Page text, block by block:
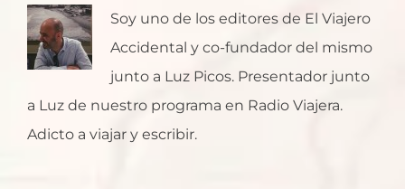
Soy uno de los editores de El Viajero
Accidental y co-fundador del mismo
junto a Luz Picos. Presentador junto
a Luz de nuestro programa en Radio Viajera.
Adicto a viajar y escribir.